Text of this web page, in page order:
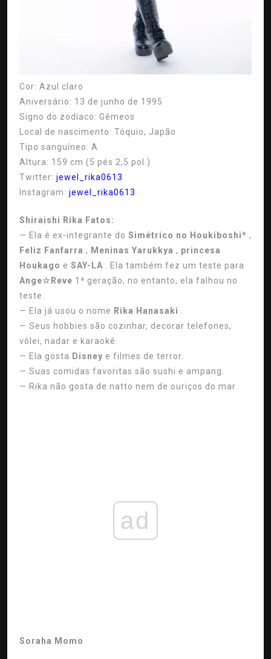
Cor: Azul claro
Aniversário: 13 de junho de 1995
Signo do zodíaco: Gêmeos
Local de nascimento: Tóquio, Japão
Tipo sanguíneo: A
Altura: 159 cm (5 pés 2,5 pol.)
Twitter: jewel_rika0613
Instagram: jewel_rika0613
Shiraishi Rika Fatos:
— Ela é ex-integrante do Simétrico no Houkiboshi* ,
Feliz Fanfarra , Meninas Yarukkya , princesa
Houkago e SAY-LA . Ela também fez um teste para
Ange☆Reve 1ª geração, no entanto, ela falhou no
teste.
— Ela já usou o nome Rika Hanasaki .
— Seus hobbies são cozinhar, decorar telefones,
vôlei, nadar e karaokê.
— Ela gosta Disney e filmes de terror.
— Suas comidas favoritas são sushi e ampang.
— Rika não gosta de natto nem de ouriços do mar.
ad
Soraha Momo